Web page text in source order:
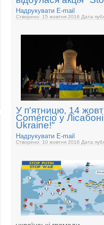
Надрукувати E-mail
Створено: 15 жовтня 2016 Дата
У п'ятницю, 14
Comércio у
Ukraine!"
Надрукувати E-mail
Створено: 10 жовтня 2016 Дата